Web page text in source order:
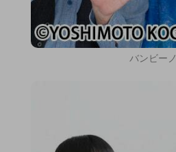
バンビーノ